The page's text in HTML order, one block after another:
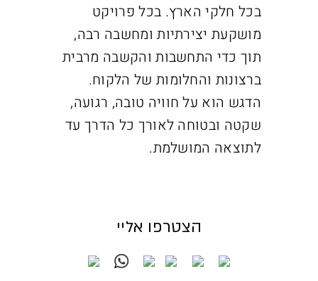
בכל חלקי הארץ. בכל פרויקט
מושקעת יצירתיות ומחשבה רבה,
תוך כדי התחשבות והקשבה מרבית
ברצונות והחלומות של הלקוח.
הדגש הוא על חוויה טובה, רגועה,
שקטה ובטוחה לאורך כל הדרך עד
לתוצאה המושלמת.
הצטרפו אליי